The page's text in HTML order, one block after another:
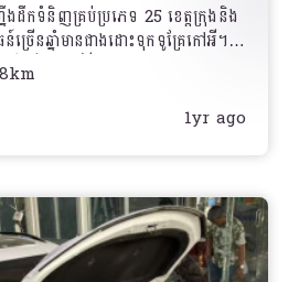
ងដឹកទំនិញគ្រប់ប្រភេទ 25 ខេត្តក្រុងនិង
រើនឆ្នាំមានជាងដោះទុកទូគ្រែកៅអី។
ើនឆ្នាំ។ព័ត៌មានបន្ថែមទាក់ទង
1yr ago